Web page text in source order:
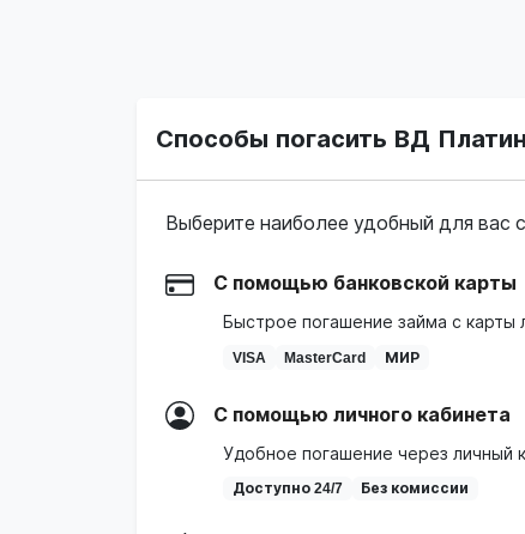
Способы погасить ВД
Выберите наиболее удобный для вас
С помощью банковской карты
Быстрое погашение займа с карты
VISA MasterCard МИР
С помощью личного кабинета
Удобное погашение через личный
Доступно 24/7 Без комиссии